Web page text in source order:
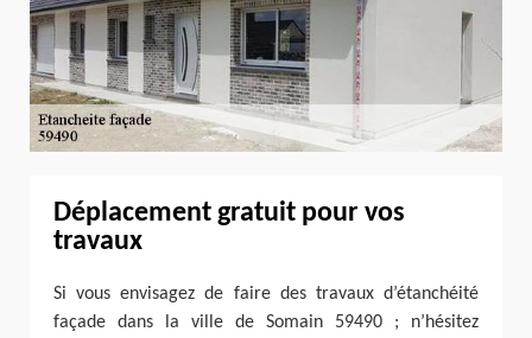
Déplacement gratuit pour vos
travaux
Si vous envisagez de faire des travaux d’étanchéité
façade dans la ville de Somain 59490 ; n’hésitez